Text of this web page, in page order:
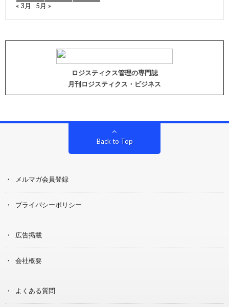
« 3月
5月 »
ロジスティクス管理の専門誌
月刊ロジスティクス・ビジネス
Back to Top
メルマガ会員登録
プライバシーポリシー
広告掲載
会社概要
よくある質問